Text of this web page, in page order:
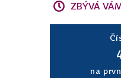
ZBÝVÁ
na